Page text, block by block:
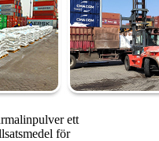
ett
för